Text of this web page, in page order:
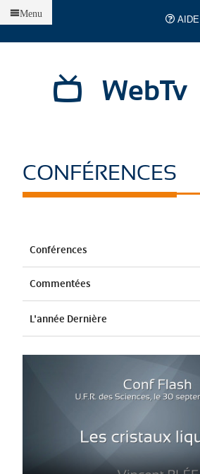
AIDE
WebTv
Menu
CONFÉRENCES
Conférences
Commentées
L'année Dernière